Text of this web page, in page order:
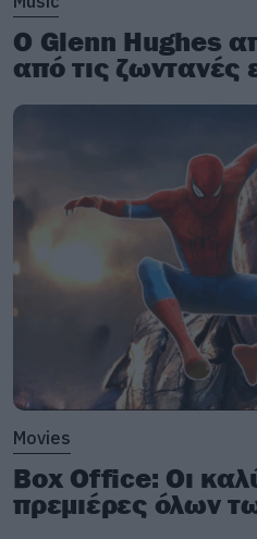
Ο Glenn Hughes
από τις ζωντανές
Movies
Box Office: Οι
πρεμιέρες όλων